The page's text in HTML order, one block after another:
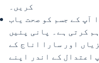
کریں۔
آپ کے جسم کو صحت یاب
کرتی ہے۔ پانی پئیں
اور سارا اناج کے
اعتدال کے اندر اپنے